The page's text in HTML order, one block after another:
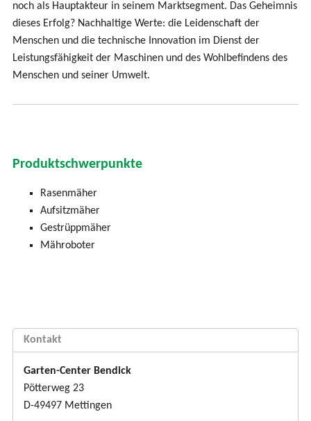
noch als Hauptakteur in seinem Marktsegment. Das Geheimnis
dieses Erfolg? Nachhaltige Werte: die Leidenschaft der
Menschen und die technische Innovation im Dienst der
Leistungsfähigkeit der Maschinen und des Wohlbefindens des
Menschen und seiner Umwelt.
Produktschwerpunkte
Rasenmäher
Aufsitzmäher
Gestrüppmäher
Mähroboter
Kontakt
Garten-Center Bendick
Pötterweg 23
D-49497 Mettingen